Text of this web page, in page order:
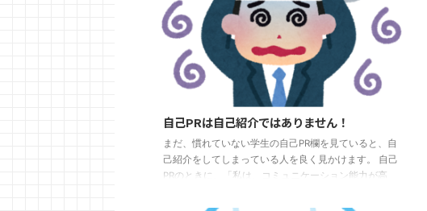
自己PRは自己紹介ではありません！
まだ、慣れていない学生の自己PR欄を見ていると、自
己紹介をしてしまっている人を良く見かけます。 自己
PRのときに、「私は、コミュニケーション能力が高
確かに、企業の求める人物像には良く「コミュニケー